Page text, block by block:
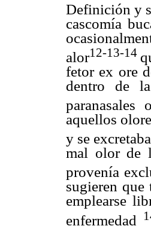
Definición y
cascomía
alor12-13-14
fetor ex ore
dentro de
paranasales
aquellos
y se
mal olor de
provenía
sugieren
emplearse
enfermedad